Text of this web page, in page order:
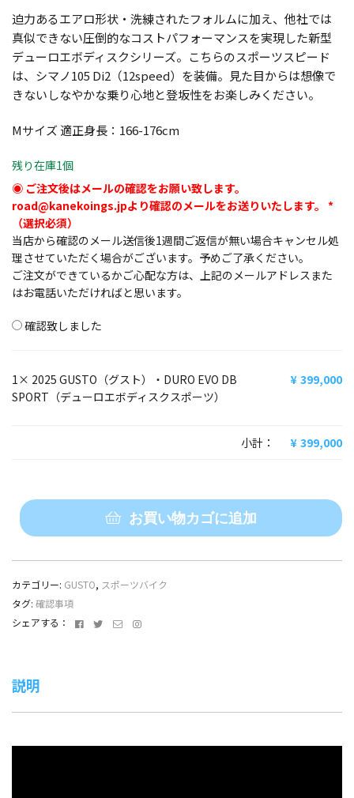
迫力あるエアロ形状・洗練されたフォルムに加え、他社では
真似できない圧倒的なコストパフォーマンスを実現した新型
デューロエボディスクシリーズ。こちらのスポーツスピード
は、シマノ105 Di2（12speed）を装備。見た目からは想像で
きないしなやかな乗り心地と登坂性をお楽しみください。
Mサイズ 適正身長：166-176cm
残り在庫1個
ご注文後はメールの確認をお願い致します。
road@kanekoings.jpより確認のメールをお送りいたします。 *
当店から確認のメール送信後1週間ご返信が無い場合キャンセル処
理させていただく場合がございます。予めご了承ください。
ご注文ができているかご心配な方は、上記のメールアドレスまた
はお電話いただければと思います。
確認致しました
1× 2025 GUSTO（グスト）・DURO EVO DB
SPORT（デューロエボディスクスポーツ）
399,000
小計： 399,000
2025
ス
ト）・
DURO
EVO
DB
ー
エ
お買い物カゴに追加
カテゴリー: GUSTO, スポーツバイク
タグ: 確認事項
シェアする：
FacebookTwitter
メ
ス
Instagram
説明